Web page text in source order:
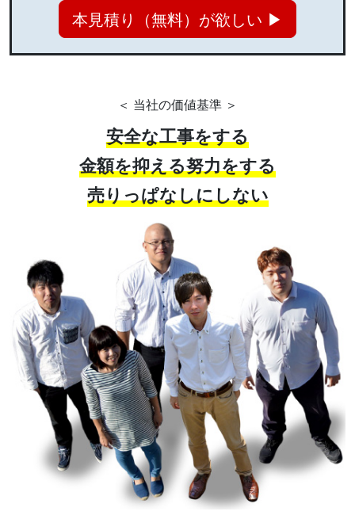
本見積り（無料）が欲しい ▶
＜ 当社の価値基準 ＞
安全な工事をする
金額を抑える努力をする
売りっぱなしにしない